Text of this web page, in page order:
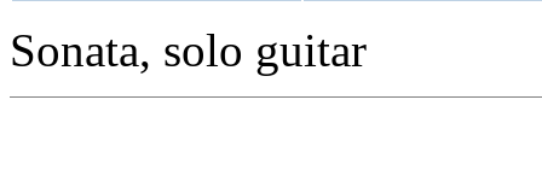
Sonata, solo guitar